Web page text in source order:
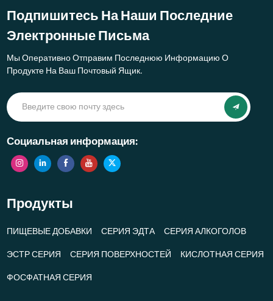
Подпишитесь На Наши Последние
Электронные Письма
Мы Оперативно Отправим Последнюю Информацию О
Продукте На Ваш Почтовый Ящик.
Социальная информация:
Продукты
ПИЩЕВЫЕ ДОБАВКИ СЕРИЯ ЭДТА СЕРИЯ АЛКОГОЛОВ
ЭСТР СЕРИЯ СЕРИЯ ПОВЕРХНОСТЕЙ КИСЛОТНАЯ СЕРИЯ
ФОСФАТНАЯ СЕРИЯ